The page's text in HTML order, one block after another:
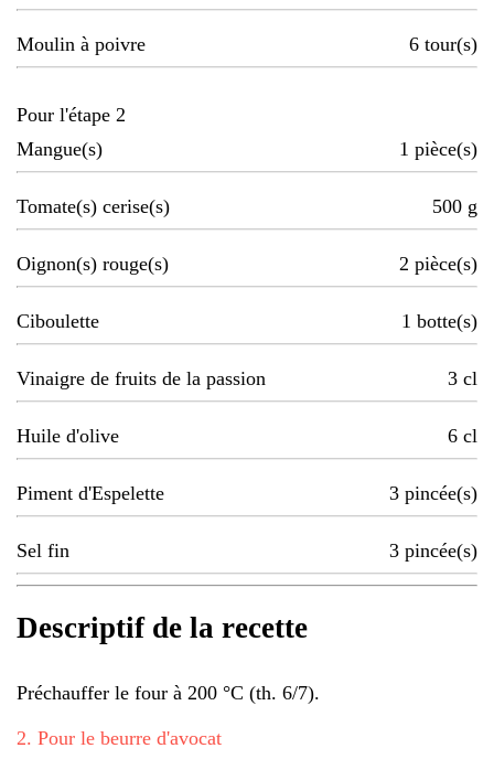
Moulin à poivre 6 tour(s)
Pour l'étape 2
Mangue(s)
1 pièce(s)
Tomate(s) cerise(s) 500 g
Oignon(s) rouge(s) 2 pièce(s)
Ciboulette 1 botte(s)
Vinaigre de fruits de la passion 3 cl
Huile d'olive 6 cl
Piment d'Espelette 3 pincée(s)
Sel fin 3 pincée(s)
Descriptif de la recette
Préchauffer le four à 200 °C (th. 6/7).
2. Pour le beurre d'avocat